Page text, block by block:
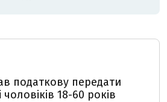
податкову передати
18-60 років